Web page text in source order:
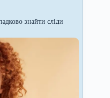
знайти сліди